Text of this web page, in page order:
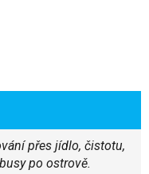
přes jídlo, čistotu,
po ostrově.